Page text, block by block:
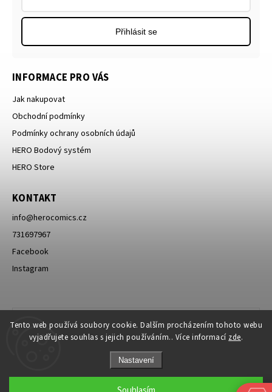
Tento web používá soubory cookie. Dalším procházením tohoto webu
vyjadřujete souhlas s jejich používáním.. Více informací zde.
Nastavení
INFORMACE PRO VÁS
Jak nakupovat
Obchodní podmínky
Podmínky ochrany osobních údajů
HERO Bodový systém
HERO Store
KONTAKT
info@herocomics.cz
731697967
Facebook
Instagram
Přihlásit se